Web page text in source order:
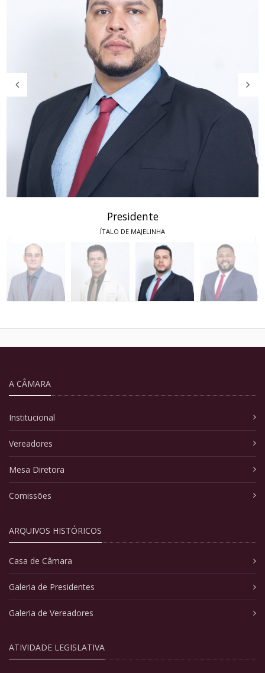
Presidente
ÍTALO DE MAJELINHA
A CÂMARA
Institucional
Vereadores
Mesa Diretora
Comissões
ARQUIVOS HISTÓRICOS
Casa de Câmara
Galeria de Presidentes
Galeria de Vereadores
ATIVIDADE LEGISLATIVA